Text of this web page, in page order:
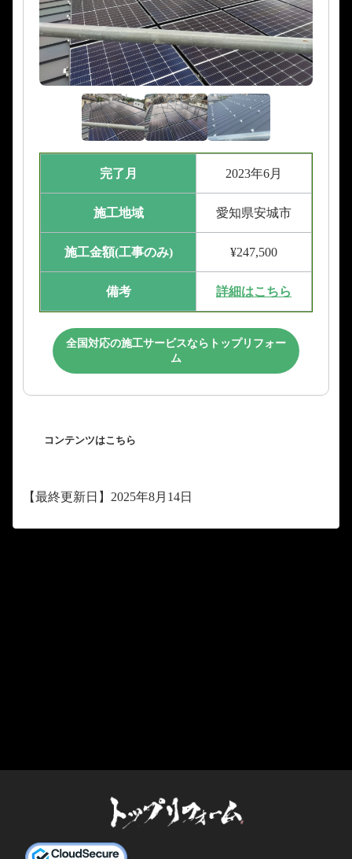
完了月 2023年6月
施工地域 愛知県安城市
施工金額(工事のみ) ¥247,500
備考 詳細はこちら
全国対応の施工サービスならトップリフォー
ム
コンテンツはこちら
【最終更新日】2025年8月14日